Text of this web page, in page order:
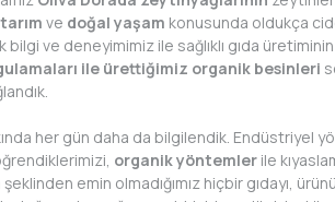
ve doğal yaşam konusunda oldukça
ve deneyimimiz ile sağlıklı gıda
ile ürettiğimiz organik besinleri
her gün daha da bilgilendik. Endüstriyel
organik yöntemler ile
emin olmadığımız hiçbir gıdayı,